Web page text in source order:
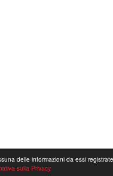
delle informazioni da essi
sulla Privacy